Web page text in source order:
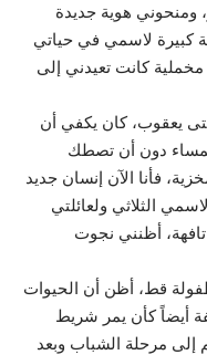
ومنحوني هوية جديدة
كبيرة لاسمي في حياتي
كانت تعيدني إلى
يعقوب، كان يكفي أن
دون أن تصطك
فأنا الآن إنسان جديد
الثلاثي ولعائلتي
تافهة، أظنني نجوت
قط، أظن أن الحيوات
أيضاً كأن يمر شريط
إلى مرحلة الشباب وبعد